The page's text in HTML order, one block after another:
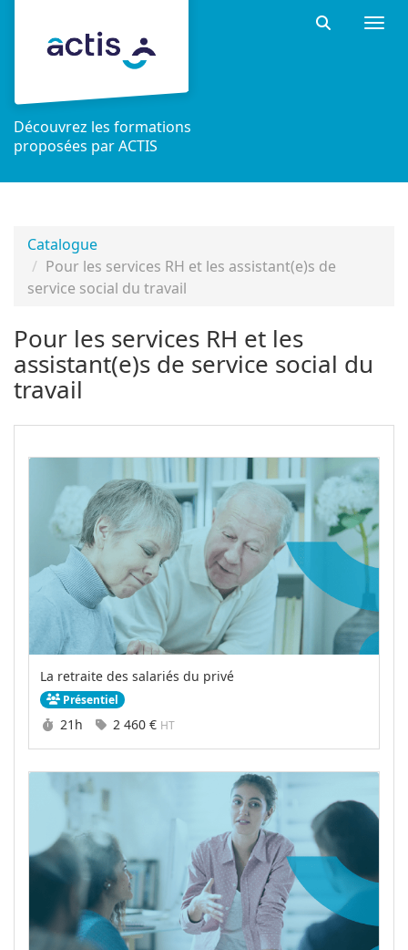
Découvrez les formations
proposées par ACTIS
Catalogue
Pour les services RH et les assistant(e)s de
service social du travail
Pour les services RH et les
assistant(e)s de service social du
travail
La retraite des salariés du privé
Présentiel
Durée :
21h Prix :
2 460 € HT